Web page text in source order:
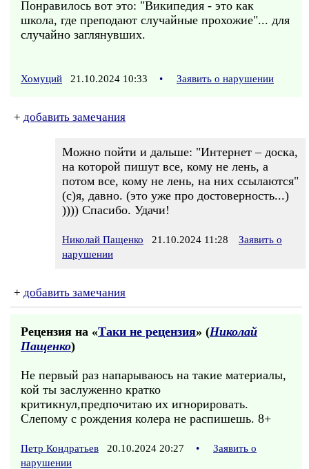
Понравилось вот это: "Википедия - это как
школа, где преподают случайные прохожие"... для
случайно заглянувших.
Хомуций 21.10.2024 10:33 • Заявить о нарушении
+ добавить замечания
Можно пойти и дальше: "Интернет – доска,
на которой пишут все, кому не лень, а
потом все, кому не лень, на них ссылаются"
(с)я, давно. (это уже про достоверность...)
)))) Спасибо. Удачи!
Николай Пащенко 21.10.2024 11:28
Заявить о
нарушении
+ добавить замечания
Рецензия на «Таки не рецензия» (Николай
Пащенко)
Не первый раз напарываюсь на такие материалы,
кой ты заслуженно кратко
критикнул,предпочитаю их игнорировать.
Слепому с рождения колера не распишешь. 8+
Петр Кондратьев 20.10.2024 20:27 •
Заявить о
нарушении